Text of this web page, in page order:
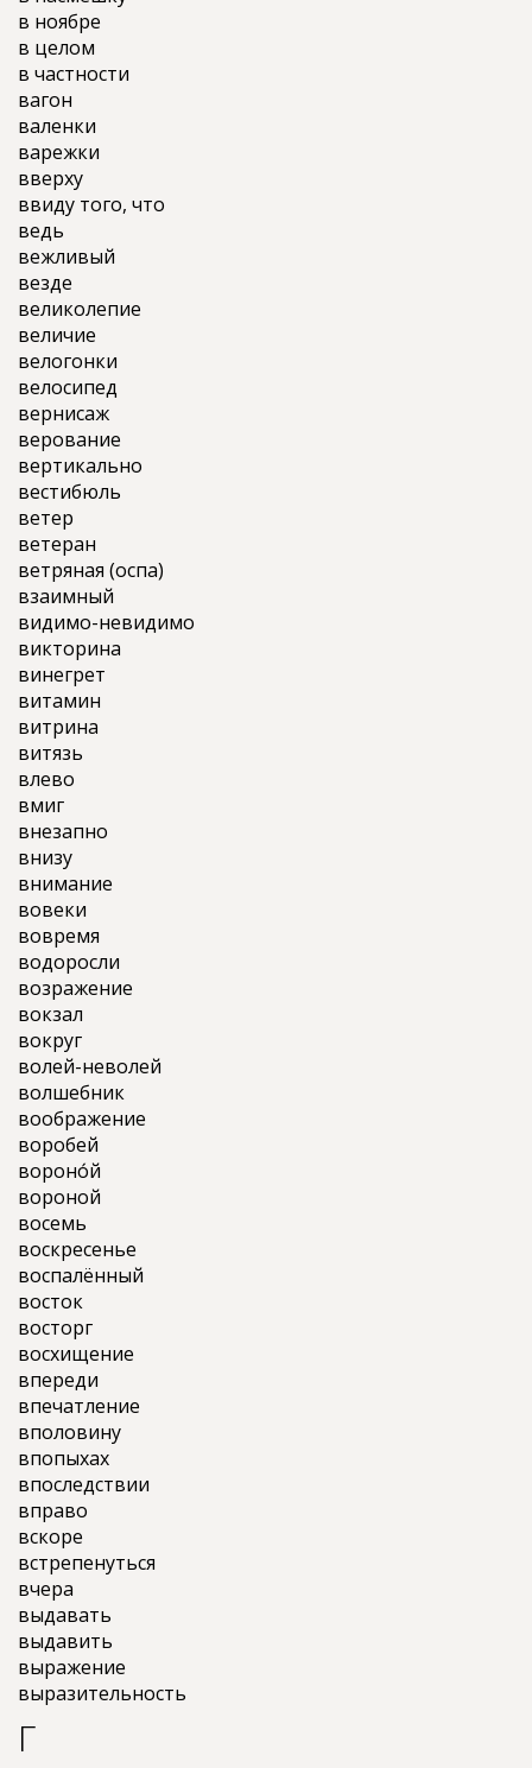
в ноябре
в целом
в частности
вагон
валенки
варежки
вверху
ввиду того, что
ведь
вежливый
везде
великолепие
величие
велогонки
велосипед
вернисаж
верование
вертикально
вестибюль
ветер
ветеран
ветряная (оспа)
взаимный
видимо-невидимо
викторина
винегрет
витамин
витрина
витязь
влево
вмиг
внезапно
внизу
внимание
вовеки
вовремя
водоросли
возражение
вокзал
вокруг
волей-неволей
волшебник
воображение
воробей
вороно́й
вороной
восемь
воскресенье
воспалённый
восток
восторг
восхищение
впереди
впечатление
вполовину
впопыхах
впоследствии
вправо
вскоре
встрепенуться
вчера
выдавать
выдавить
выражение
выразительность
Г